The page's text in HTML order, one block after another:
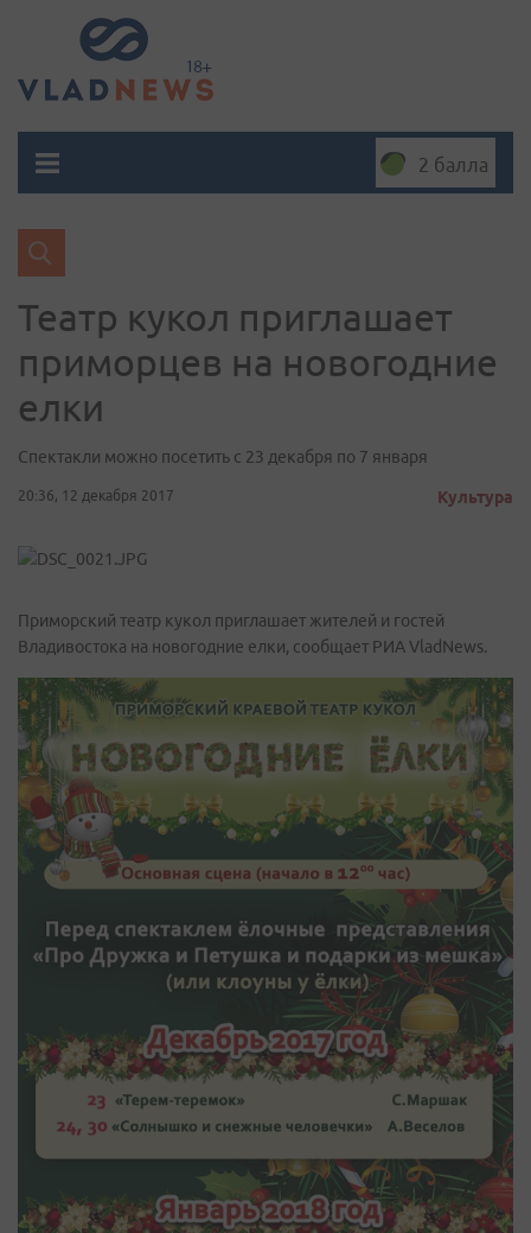
2 балла
Театр кукол приглашает
приморцев на новогодние
елки
Спектакли можно посетить с 23 декабря по 7 января
20:36, 12 декабря 2017 Культура
Приморский театр кукол приглашает жителей и гостей
Владивостока на новогодние елки, сообщает РИА VladNews.